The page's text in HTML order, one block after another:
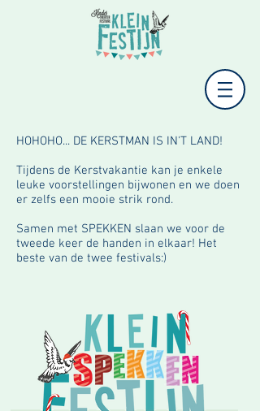
HOHOHO... DE KERSTMAN IS IN'T LAND!
Tijdens de Kerstvakantie kan je enkele
leuke voorstellingen bijwonen en we doen
er zelfs een mooie strik rond.
Samen met SPEKKEN slaan we voor de
tweede keer de handen in elkaar! Het
beste van de twee festivals:)